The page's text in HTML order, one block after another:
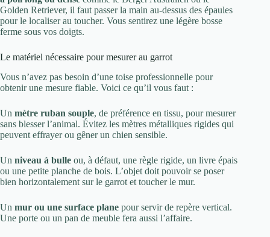
Golden Retriever, il faut passer la main au-dessus des épaules
pour le localiser au toucher. Vous sentirez une légère bosse
ferme sous vos doigts.
Le matériel nécessaire pour mesurer au garrot
Vous n’avez pas besoin d’une toise professionnelle pour
obtenir une mesure fiable. Voici ce qu’il vous faut :
Un mètre ruban souple, de préférence en tissu, pour mesurer
sans blesser l’animal. Évitez les mètres métalliques rigides qui
peuvent effrayer ou gêner un chien sensible.
Un niveau à bulle ou, à défaut, une règle rigide, un livre épais
ou une petite planche de bois. L’objet doit pouvoir se poser
bien horizontalement sur le garrot et toucher le mur.
Un mur ou une surface plane pour servir de repère vertical.
Une porte ou un pan de meuble fera aussi l’affaire.